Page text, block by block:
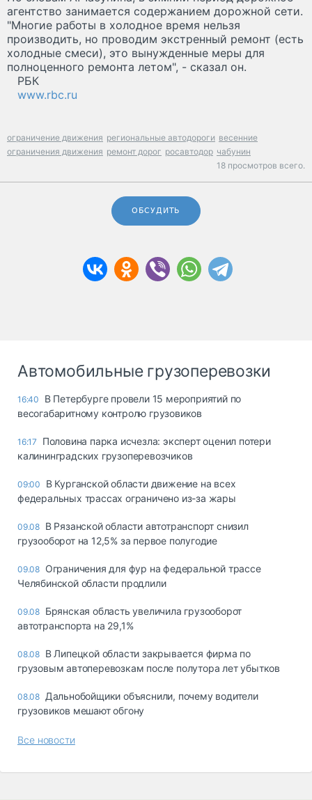
агентство занимается содержанием дорожной сети.
"Многие работы в холодное время нельзя
производить, но проводим экстренный ремонт (есть
холодные смеси), это вынужденные меры для
полноценного ремонта летом", - сказал он.
РБК
www.rbc.ru
ограничение движения региональные автодороги весенние
ограничения движения ремонт дорог росавтодор чабунин
18 просмотров всего.
ОБСУДИТЬ
Автомобильные грузоперевозки
16:40
В Петербурге провели 15 мероприятий по
весогабаритному контролю грузовиков
16:17
Половина парка исчезла: эксперт оценил потери
калининградских грузоперевозчиков
09:00
В Курганской области движение на всех
федеральных трассах ограничено из-за жары
09.08 В Рязанской области автотранспорт снизил
грузооборот на 12,5% за первое полугодие
09.08 Ограничения для фур на федеральной трассе
Челябинской области продлили
09.08 Брянская область увеличила грузооборот
автотранспорта на 29,1%
08.08 В Липецкой области закрывается фирма по
грузовым автоперевозкам после полутора лет убытков
08.08 Дальнобойщики объяснили, почему водители
грузовиков мешают обгону
Все новости